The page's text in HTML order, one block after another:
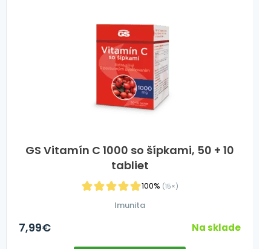
GS Vitamín C 1000 so šípkami, 50 + 10
tabliet
100% (15×)
Imunita
7,99€ Na sklade